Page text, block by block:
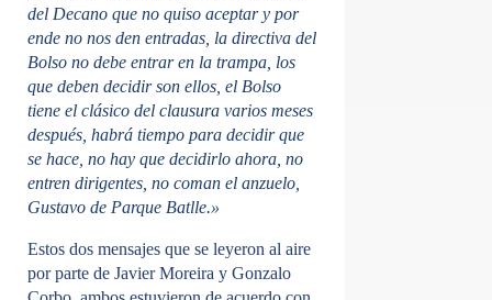
del Decano que no quiso aceptar y por
ende no nos den entradas, la directiva del
Bolso no debe entrar en la trampa, los
que deben decidir son ellos, el Bolso
tiene el clásico del clausura varios meses
después, habrá tiempo para decidir que
se hace, no hay que decidirlo ahora, no
entren dirigentes, no coman el anzuelo,
Gustavo de Parque Batlle.»
Estos dos mensajes que se leyeron al aire
por parte de Javier Moreira y Gonzalo